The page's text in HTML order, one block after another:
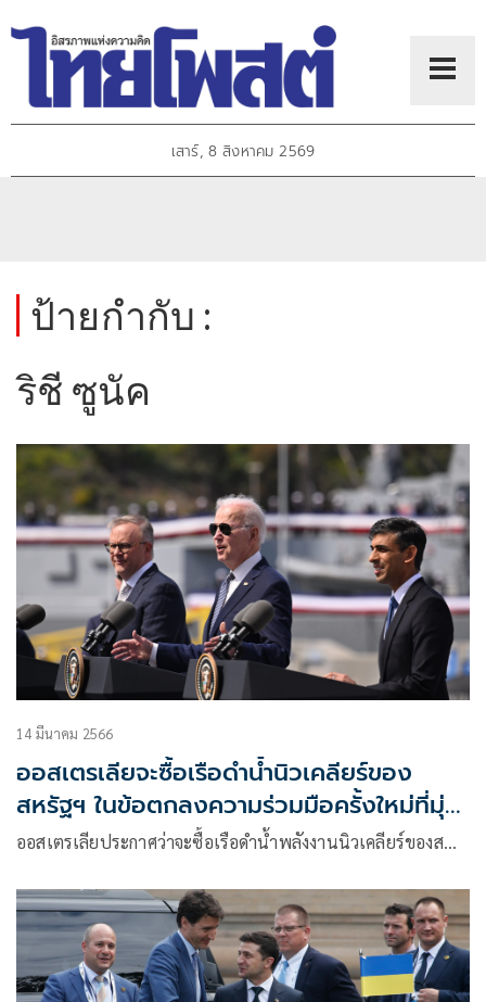
เสาร์, 8 สิงหาคม 2569
ป้ายกำกับ :
ริชี ซูนัค
14 มีนาคม 2566
ออสเตรเลียจะซื้อเรือดำน้ำนิวเคลียร์ของ
สหรัฐฯ ในข้อตกลงความร่วมมือครั้งใหม่ที่มุ่ง
ชนะอิทธิพลจีน
ออสเตรเลียประกาศว่าจะซื้อเรือดำน้ำพลังงานนิวเคลียร์ของส…